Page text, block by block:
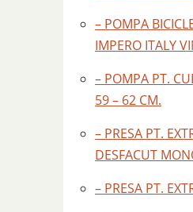
– POMPA
IMPERO ITALY
– POMPA PT.
59 – 62 CM.
– PRESA PT.
DESFACUT
– PRESA PT.